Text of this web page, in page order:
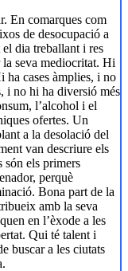
En comarques com
de desocupació a
dia treballant i res
la seva mediocritat. Hi
ha cases àmplies, i no
i no hi ha diversió més
l’alcohol i el
ofertes. Un
a la desolació del
van descriure els
són els primers
perquè
Bona part de la
amb la seva
en l’èxode a les
Qui té talent i
buscar a les ciutats